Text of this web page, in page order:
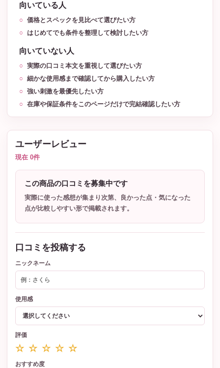
向いている人
価格とスペックを見比べて選びたい方
はじめてでも条件を整理して検討したい方
向いていない人
実際の口コミ本文を重視して選びたい方
細かな使用感まで確認してから購入したい方
強い刺激を最優先したい方
在庫や保証条件をこのページだけで完結確認したい方
ユーザーレビュー
現在 0件
この商品の口コミを募集中です
実際に使った感想が集まり次第、良かった点・気になった
点が比較しやすい形で掲載されます。
口コミを投稿する
ニックネーム
使用感
評価
☆ ☆ ☆ ☆ ☆
おすすめ度